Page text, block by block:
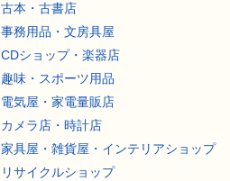
古本・古書店
事務用品・文房具屋
CDショップ・楽器店
趣味・スポーツ用品
電気屋・家電量販店
カメラ店・時計店
家具屋・雑貨屋・インテリアショップ
リサイクルショップ